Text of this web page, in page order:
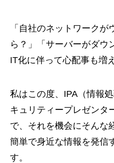
「自社のネットワークが
ら？」「サーバーがダウ
IT化に伴って心配事も増
私はこの度、IPA（情報
キュリティープレゼンタ
で、それを機会にそんな
簡単で身近な情報を発信
す。